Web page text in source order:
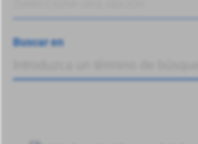
Buscar en